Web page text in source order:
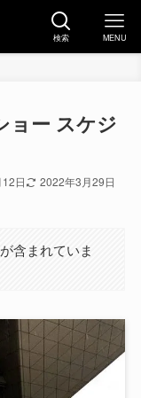
検索 MENU
ョー スケジ
日
2022年3月29日
含まれていま